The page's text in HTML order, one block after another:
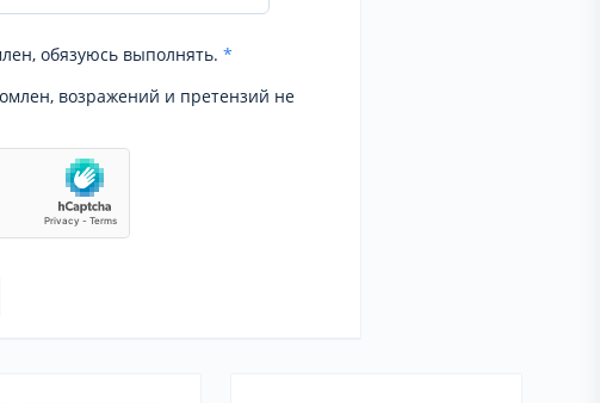
обязуюсь выполнять. *
возражений и претензий не